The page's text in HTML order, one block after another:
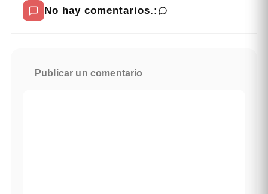
No hay comentarios.:
Publicar un comentario